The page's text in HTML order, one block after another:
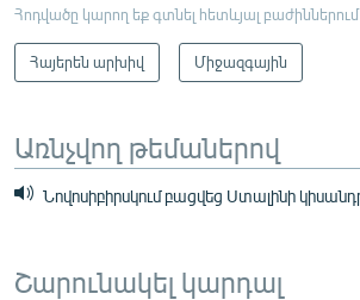
Հոդվածը կարող եք գտնել հետևյալ բաժիններում
Հայերեն արխիվ Միջազգային
Առնչվող թեմաներով
Նովոսիբիրսկում բացվեց Ստալինի
Շարունակել կարդալ